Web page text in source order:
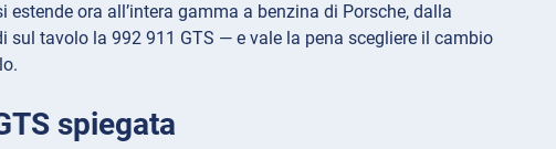
ora all’intera gamma a benzina di Porsche, dalla
sul tavolo la 992 911 GTS — e vale la pena scegliere il cambio
spiegata